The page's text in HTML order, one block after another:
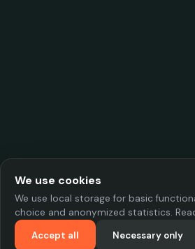
We use cookies
We use local storage for basic
choice and anonymized statistics.
Accept all
Necessary only